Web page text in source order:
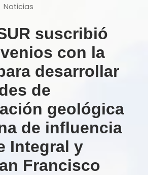
Noticias
suscribió
con la
desarrollar
de
geológica
de influencia
Integral y
Francisco